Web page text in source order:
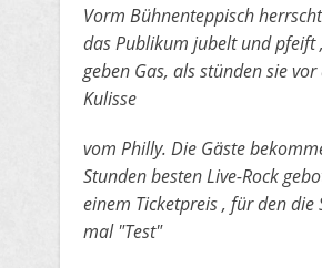
​Vorm Bühnenteppisch
das Publikum jubelt und pfeift
geben Gas, als stünden sie
Kulisse
​vom Philly. Die Gäste
Stunden besten Live-Rock
einem Ticketpreis , für den die
mal "Test"